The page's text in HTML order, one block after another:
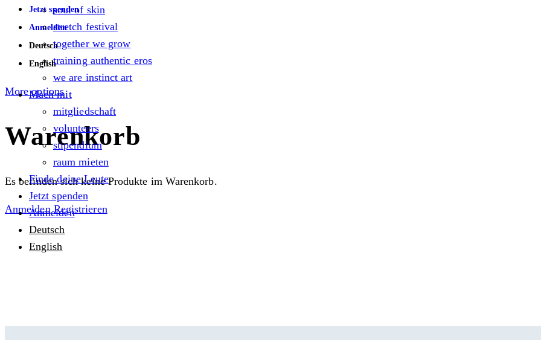
Jetzt spenden
Anmelden
Deutsch
English
More options
Warenkorb
Es befinden sich keine Produkte im Warenkorb.
Anmelden Registrieren
soul of skin
stretch festival
together we grow
training authentic eros
we are instinct art
Mach mit
mitgliedschaft
volunteers
stipendium
raum mieten
Finde deine Leute
Jetzt spenden
Anmelden
Deutsch
English